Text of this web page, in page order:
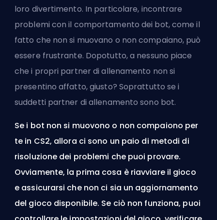
loro divertimento. In particolare, incontrare
problemi con il comportamento dei bot, come il
fatto che non si muovano o non compaiano, può
essere frustrante. Dopotutto, a nessuno piace
che i propri partner di allenamento non si
presentino affatto, giusto? Soprattutto se i
suddetti partner di allenamento sono bot.
Se i bot non si muovono o non compaiono per
te in CS2, allora ci sono un paio di metodi di
risoluzione dei problemi che puoi provare.
Ovviamente, la prima cosa è riavviare il gioco
e assicurarsi che non ci sia un aggiornamento
del gioco disponibile. Se ciò non funziona, puoi